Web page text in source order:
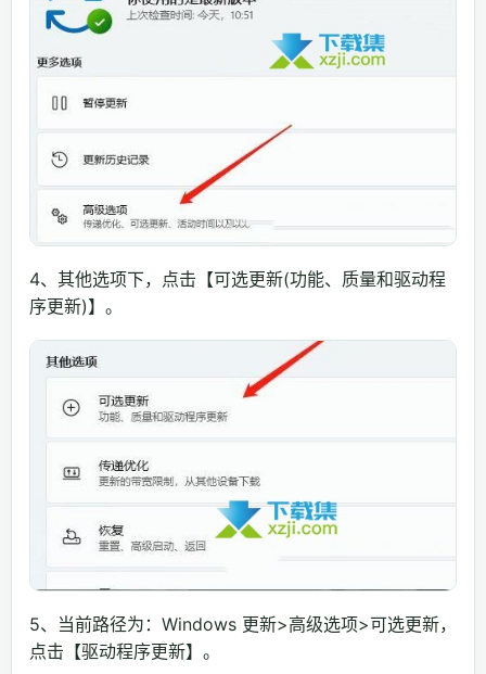
4、其他选项下，点击【可选更新(功能、质量和驱动程
序更新)】。
5、当前路径为：Windows 更新>高级选项>可选更新，
点击【驱动程序更新】。